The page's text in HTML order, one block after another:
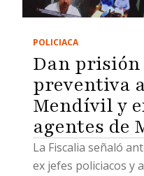
POLICIACA
Dan prisión
preventiva
Mendívil y
agentes de
La Fiscalia señaló
ex jefes policiacos y